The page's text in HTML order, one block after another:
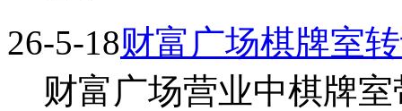
26-5-18财富广场棋牌室
财富广场营业中棋牌